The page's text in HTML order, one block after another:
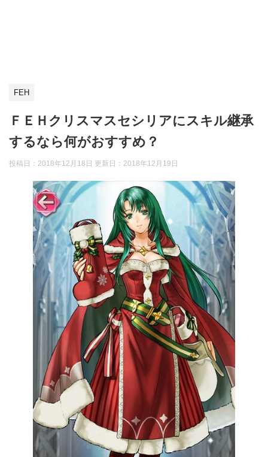
FEH
ＦＥＨクリスマスセシリアにスキル継承
するなら何がおすすめ？
投稿日：2018年12月18日 更新日： 2018年12月19日